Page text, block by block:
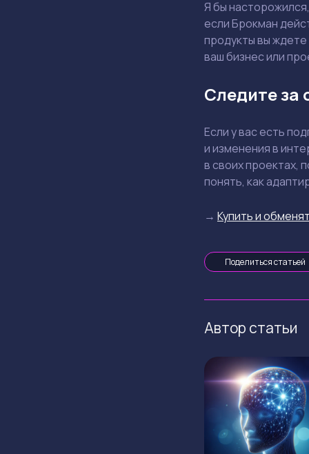
Я бы
если Брокман
продукты вы ждете
ваш бизнес или
Следите за
Если у вас есть
и изменения в
в своих проектах,
понять, как
→ Купить и
Поделиться статьей
Автор статьи